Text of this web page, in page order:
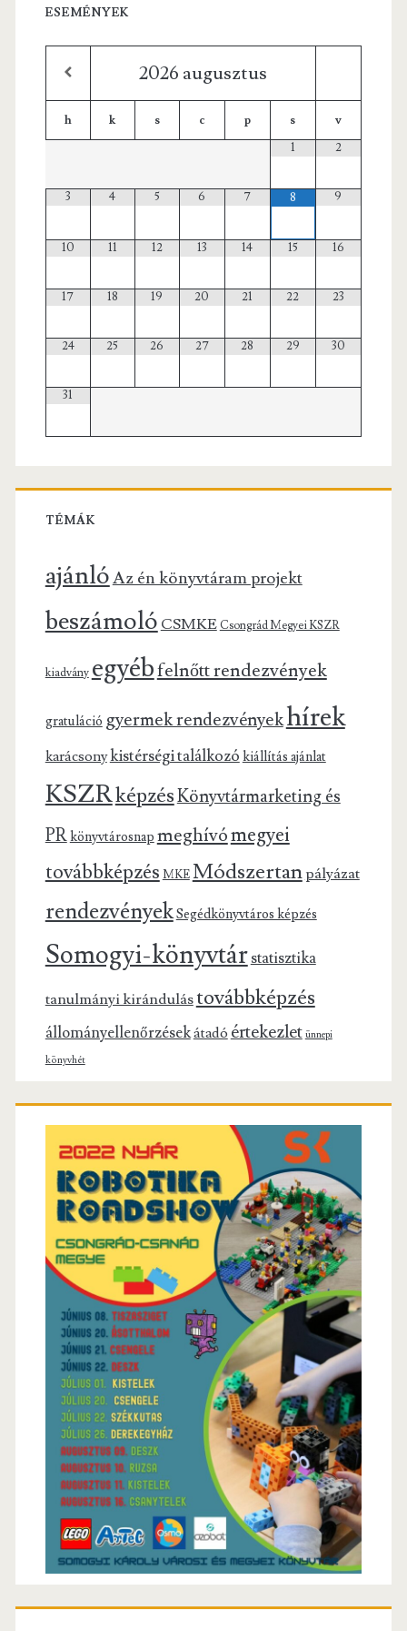
ESEMÉNYEK
2026 augusztus
h k s c p s
v
1
2
3 4 5 6 7 8 9
10 11 12 13 14 15 16
17 18 19 20 21 22 23
24 25 26 27 28 29 30
31
TÉMÁK
ajánlóAz én könyvtáram projekt
beszámoló CSMKE Csongrád Megyei KSZR
kiadvány egyébfelnőtt rendezvények
gratuláció gyermek rendezvényekhírek
karácsonykistérségi találkozó kiállítás ajánlat
KSZRképzésKönyvtármarketing és
PRkönyvtárosnap meghívómegyei
továbbképzés MKE Módszertanpályázat
rendezvényekSegédkönyvtáros képzés
Somogyi-könyvtárstatisztika
tanulmányi kirándulástovábbképzés
állományellenőrzésekátadó értekezlet ünnepi
könyvhét